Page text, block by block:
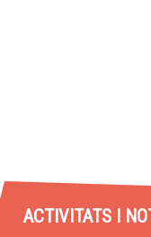
ACTIVITATS I